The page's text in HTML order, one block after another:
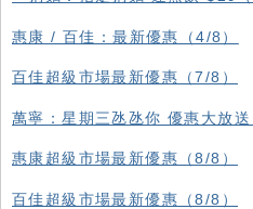
惠康 / 百佳：最新優惠（4/8）
百佳超級市場最新優惠（7/8）
萬寧：星期三氹氹你 優惠大放送
惠康超級市場最新優惠（8/8）
百佳超級市場最新優惠（8/8）